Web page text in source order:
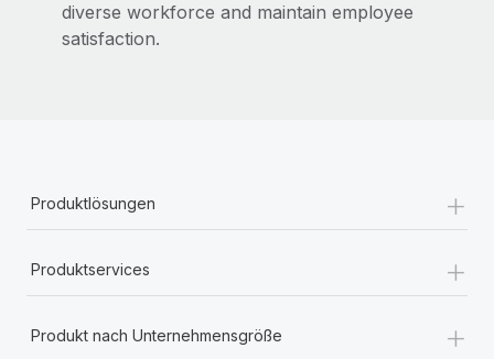
diverse workforce and maintain employee
satisfaction.
Produktlösungen +
Produktservices +
Produkt nach Unternehmensgröße +